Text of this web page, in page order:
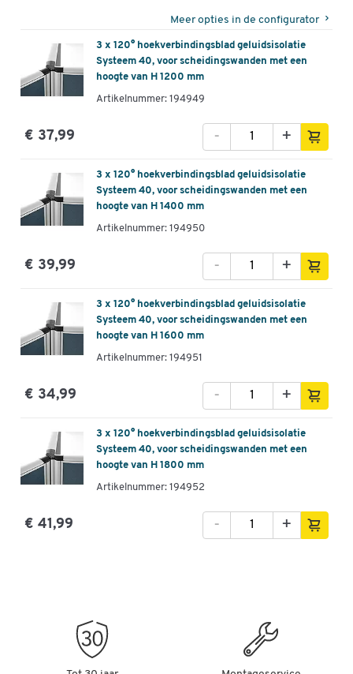
Meer opties in de configurator
3 x 120° hoekverbindingsblad geluidsisolatie
Systeem 40, voor scheidingswanden met een
hoogte van H 1200 mm
Artikelnummer: 194949
€ 37,99 +
-
3 x 120° hoekverbindingsblad geluidsisolatie
Systeem 40, voor scheidingswanden met een
hoogte van H 1400 mm
Artikelnummer: 194950
€ 39,99 +
-
3 x 120° hoekverbindingsblad geluidsisolatie
Systeem 40, voor scheidingswanden met een
hoogte van H 1600 mm
Artikelnummer: 194951
€ 34,99 +
-
3 x 120° hoekverbindingsblad geluidsisolatie
Systeem 40, voor scheidingswanden met een
hoogte van H 1800 mm
Artikelnummer: 194952
€ 41,99 +
-